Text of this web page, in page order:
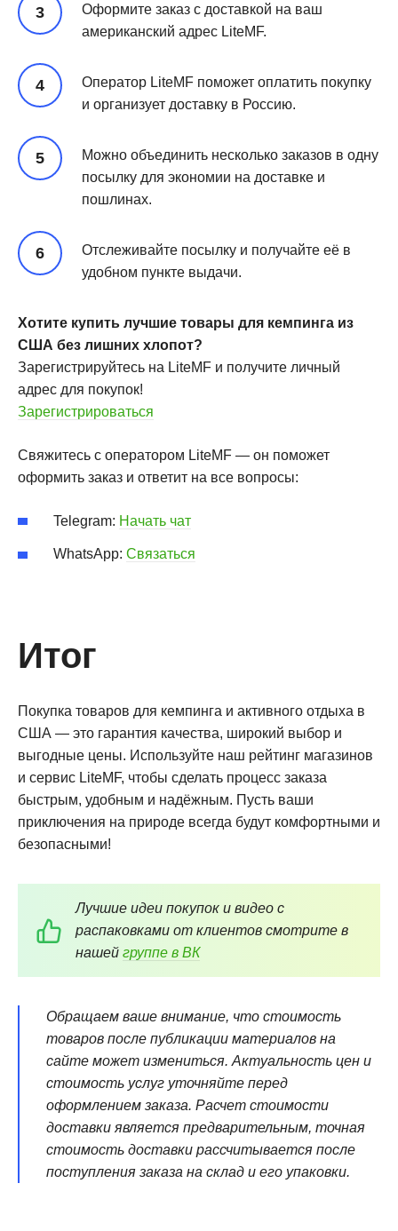
Оформите заказ с доставкой на ваш
американский адрес LiteMF.
Оператор LiteMF поможет оплатить покупку
и организует доставку в Россию.
Можно объединить несколько заказов в одну
посылку для экономии на доставке и
пошлинах.
Отслеживайте посылку и получайте её в
удобном пункте выдачи.
Хотите купить лучшие товары для кемпинга из
США без лишних хлопот?
Зарегистрируйтесь на LiteMF и получите личный
адрес для покупок!
Зарегистрироваться
Свяжитесь с оператором LiteMF — он поможет
оформить заказ и ответит на все вопросы:
Telegram: Начать чат
WhatsApp: Связаться
Итог
Покупка товаров для кемпинга и активного отдыха в
США — это гарантия качества, широкий выбор и
выгодные цены. Используйте наш рейтинг магазинов
и сервис LiteMF, чтобы сделать процесс заказа
быстрым, удобным и надёжным. Пусть ваши
приключения на природе всегда будут комфортными и
безопасными!
Лучшие идеи покупок и видео с
распаковками от клиентов смотрите в
нашей группе в ВК
Обращаем ваше внимание, что стоимость
товаров после публикации материалов на
сайте может измениться. Актуальность цен и
стоимость услуг уточняйте перед
оформлением заказа. Расчет стоимости
доставки является предварительным, точная
стоимость доставки рассчитывается после
поступления заказа на склад и его упаковки.